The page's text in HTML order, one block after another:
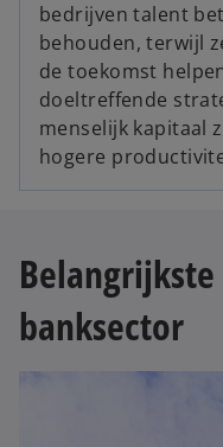
bedrijven talent
behouden, terwijl
de toekomst
doeltreffende
menselijk kapitaal
hogere
banksector